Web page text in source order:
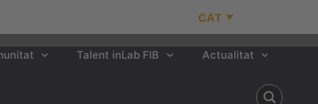
CAT
Talent inLab FIB Actualitat